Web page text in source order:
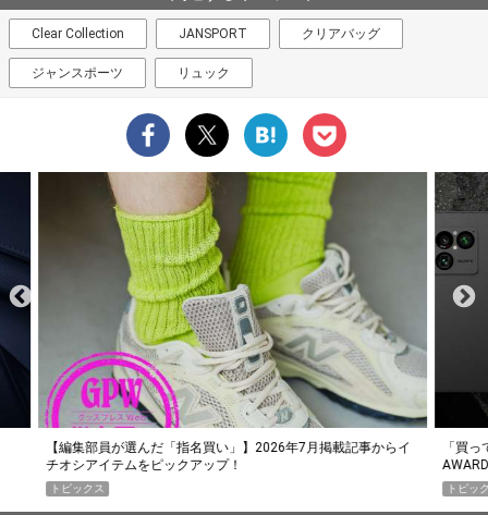
Clear Collection JANSPORT クリアバッグ
ジャンスポーツ リュック
「買って損なし」の極上スマホ5選【GoodsPress 2026上半期
AWARD】
トピックス
薄着
PR